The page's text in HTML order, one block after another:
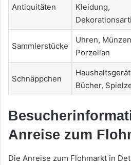
Antiquitäten
Kleidung,
Sammlerstücke
Uhren,
Porzellan
Schnäppchen
Bücher,
Anreise zum
Die Anreise zum Flohmarkt in